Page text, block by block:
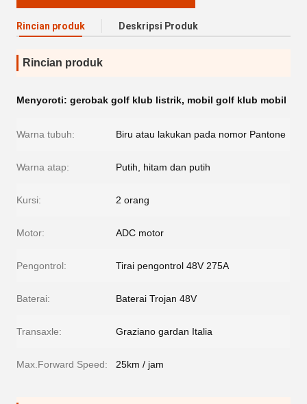
Rincian produk Deskripsi Produk
Rincian produk
Menyoroti: gerobak golf klub listrik, mobil golf klub mobil
Warna tubuh: Biru atau lakukan pada nomor Pantone
Warna atap: Putih, hitam dan putih
Kursi: 2 orang
Motor: ADC motor
Pengontrol: Tirai pengontrol 48V 275A
Baterai: Baterai Trojan 48V
Transaxle: Graziano gardan Italia
Max.Forward Speed: 25km / jam